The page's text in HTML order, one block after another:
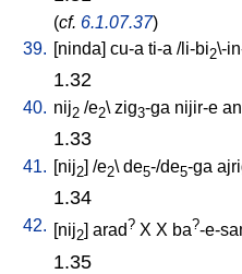
(cf. 6.1.07.37)
39. [ninda] cu-a ti-a /li-bi2\-
1.32
40. nij2 /e2\ zig3-ga nijir-e
1.33
41. [nij2] /e2\ de5-/de5-ga
1.34
42. [nij2] arad? X X ba?-e-
1.35